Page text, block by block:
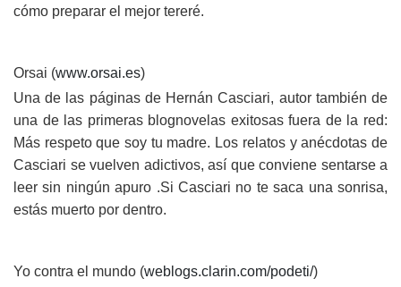
cómo preparar el mejor tereré.
Orsai (www.orsai.es)
Una de las páginas de Hernán Casciari, autor también de
una de las primeras blognovelas exitosas fuera de la red:
Más respeto que soy tu madre. Los relatos y anécdotas de
Casciari se vuelven adictivos, así que conviene sentarse a
leer sin ningún apuro .Si Casciari no te saca una sonrisa,
estás muerto por dentro.
Yo contra el mundo (weblogs.clarin.com/podeti/)